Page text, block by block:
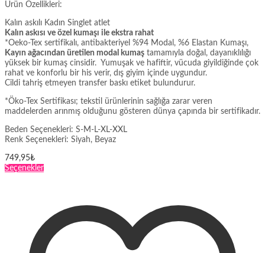
Ürün Özellikleri:
Kalın askılı Kadın Singlet atlet
Kalın askısı ve özel kumaşı ile ekstra rahat
*Oeko-Tex sertifikalı, antibakteriyel %94 Modal, %6 Elastan Kumaşı,
Kayın ağacından üretilen modal kumaş tamamıyla doğal, dayanıklılığı
yüksek bir kumaş cinsidir. Yumuşak ve hafiftir, vücuda giyildiğinde çok
rahat ve konforlu bir his verir, dış giyim içinde uygundur.
Cildi tahriş etmeyen transfer baskı etiket bulundurur.
*Öko-Tex Sertifikası; tekstil ürünlerinin sağlığa zarar veren
maddelerden arınmış olduğunu gösteren dünya çapında bir sertifikadır.
Beden Seçenekleri: S-M-L-XL-XXL
Renk Seçenekleri: Siyah, Beyaz
749,95₺
SeçeneklerBu
varyasyonu
var.
Seçenekler
ürün
sayfasından